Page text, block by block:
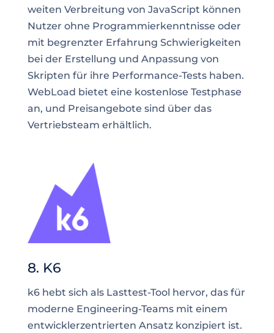
weiten Verbreitung von JavaScript können
Nutzer ohne Programmierkenntnisse oder
mit begrenzter Erfahrung Schwierigkeiten
bei der Erstellung und Anpassung von
Skripten für ihre Performance-Tests haben.
WebLoad bietet eine kostenlose Testphase
an, und Preisangebote sind über das
Vertriebsteam erhältlich.
8. K6
k6 hebt sich als Lasttest-Tool hervor, das für
moderne Engineering-Teams mit einem
entwicklerzentrierten Ansatz konzipiert ist.